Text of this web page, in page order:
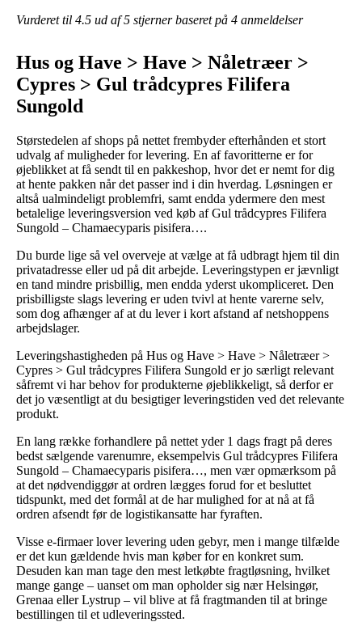
Vurderet til 4.5 ud af 5 stjerner baseret på 4 anmeldelser
Hus og Have > Have > Nåletræer >
Cypres > Gul trådcypres Filifera
Sungold
Størstedelen af shops på nettet frembyder efterhånden et stort
udvalg af muligheder for levering. En af favoritterne er for
øjeblikket at få sendt til en pakkeshop, hvor det er nemt for dig
at hente pakken når det passer ind i din hverdag. Løsningen er
altså ualmindeligt problemfri, samt endda ydermere den mest
betalelige leveringsversion ved køb af Gul trådcypres Filifera
Sungold – Chamaecyparis pisifera….
Du burde lige så vel overveje at vælge at få udbragt hjem til din
privatadresse eller ud på dit arbejde. Leveringstypen er jævnligt
en tand mindre prisbillig, men endda yderst ukompliceret. Den
prisbilligste slags levering er uden tvivl at hente varerne selv,
som dog afhænger af at du lever i kort afstand af netshoppens
arbejdslager.
Leveringshastigheden på Hus og Have > Have > Nåletræer >
Cypres > Gul trådcypres Filifera Sungold er jo særligt relevant
såfremt vi har behov for produkterne øjeblikkeligt, så derfor er
det jo væsentligt at du besigtiger leveringstiden ved det relevante
produkt.
En lang række forhandlere på nettet yder 1 dags fragt på deres
bedst sælgende varenumre, eksempelvis Gul trådcypres Filifera
Sungold – Chamaecyparis pisifera…, men vær opmærksom på
at det nødvendiggør at ordren lægges forud for et besluttet
tidspunkt, med det formål at de har mulighed for at nå at få
ordren afsendt før de logistikansatte har fyraften.
Visse e-firmaer lover levering uden gebyr, men i mange tilfælde
er det kun gældende hvis man køber for en konkret sum.
Desuden kan man tage den mest letkøbte fragtløsning, hvilket
mange gange – uanset om man opholder sig nær Helsingør,
Grenaa eller Lystrup – vil blive at få fragtmanden til at bringe
bestillingen til et udleveringssted.